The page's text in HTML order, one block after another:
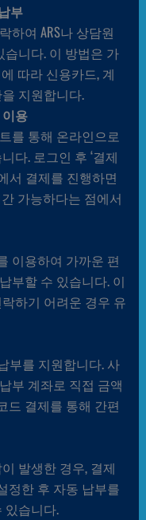
부
하여 ARS나 상담원
니다. 이 방법은 가
따라 신용카드, 계
지원합니다.
용
를 통해 온라인으로
다. 로그인 후 ‘결제
서 결제를 진행하면
가능하다는 점에서
이용하여 가까운 편
부할 수 있습니다. 이
하기 어려운 경우 유
부를 지원합니다. 사
부 계좌로 직접 금액
드 결제를 통해 간편
발생한 경우, 결제
정한 후 자동 납부를
있습니다.